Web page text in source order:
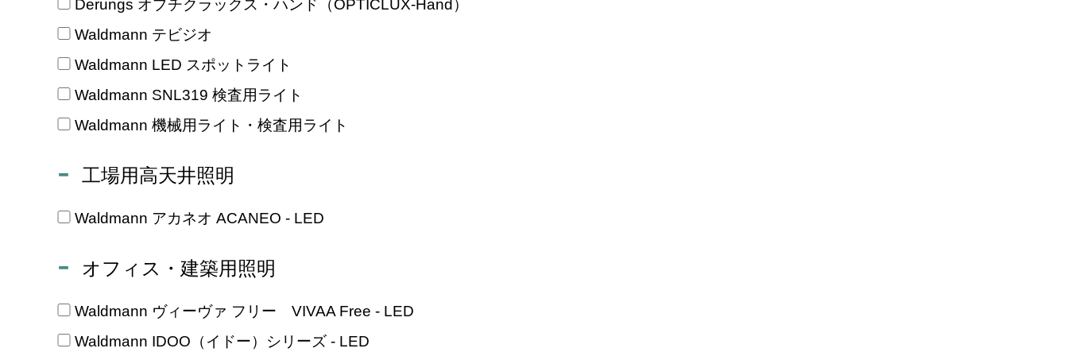
Derungs オプチクラックス・ハンド（OPTICLUX-Hand）
Waldmann テビジオ
Waldmann LED スポットライト
Waldmann SNL319 検査用ライト
Waldmann 機械用ライト・検査用ライト
工場用高天井照明
Waldmann アカネオ ACANEO - LED
オフィス・建築用照明
Waldmann ヴィーヴァ フリー VIVAA Free - LED
Waldmann IDOO（イドー）シリーズ - LED